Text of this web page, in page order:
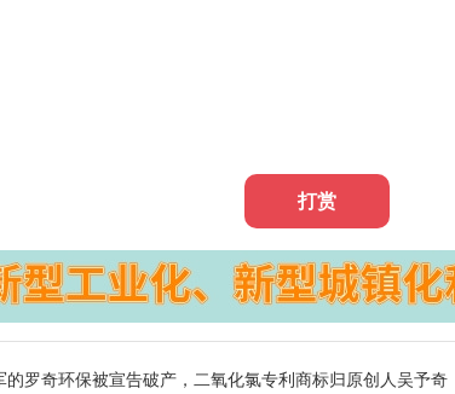
打赏
的罗奇环保被宣告破产，二氧化氯专利商标归原创人吴予奇